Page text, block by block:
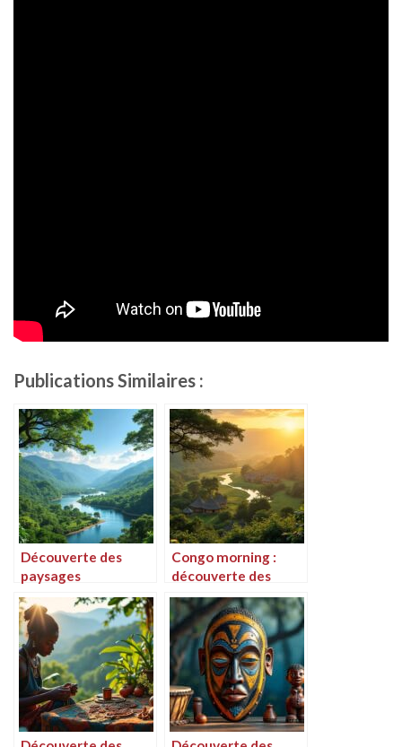
Publications Similaires :
Découverte des
paysages
enchanteurs du
Congo
Congo morning :
découverte des
paysages et de la
culture à l’aube